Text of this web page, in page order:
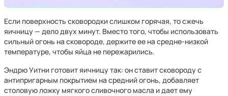
Если поверхность сковородки слишком горячая, то сжечь
яичницу — дело двух минут. Вместо того, чтобы использовать
сильный огонь на сковороде, держите ее на средне-низкой
температуре, чтобы яйца не пережарились.
Эндрю Уитни готовит яичницу так: он ставит сковороду с
антипригарным покрытием на средний огонь, добавляет
столовую ложку мягкого сливочного масла и дает ему